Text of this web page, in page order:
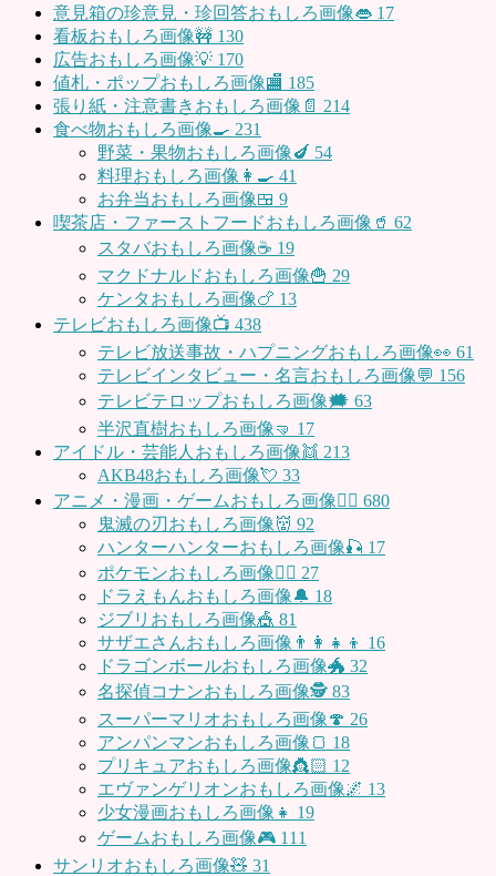
意見箱の珍意見・珍回答おもしろ画像👄 17
看板おもしろ画像🚧 130
広告おもしろ画像💡 170
値札・ポップおもしろ画像🏬 185
張り紙・注意書きおもしろ画像📄 214
食べ物おもしろ画像🍳 231
野菜・果物おもしろ画像🍆 54
料理おもしろ画像👩‍🍳 41
お弁当おもしろ画像🍱 9
喫茶店・ファーストフードおもしろ画像🥤 62
スタバおもしろ画像☕️ 19
マクドナルドおもしろ画像🍟 29
ケンタおもしろ画像🍗 13
テレビおもしろ画像📺 438
テレビ放送事故・ハプニングおもしろ画像👀 61
テレビインタビュー・名言おもしろ画像💬 156
テレビテロップおもしろ画像🗯 63
半沢直樹おもしろ画像🤜 17
アイドル・芸能人おもしろ画像👯 213
AKB48おもしろ画像💘 33
アニメ・漫画・ゲームおもしろ画像🧚‍♀️ 680
鬼滅の刃おもしろ画像👹 92
ハンターハンターおもしろ画像🎣 17
ポケモンおもしろ画像🤹‍♂️ 27
ドラえもんおもしろ画像🔔 18
ジブリおもしろ画像🎪 81
サザエさんおもしろ画像👨‍👩‍👧‍👦 16
ドラゴンボールおもしろ画像🐲 32
名探偵コナンおもしろ画像🕵️ 83
スーパーマリオおもしろ画像🍄 26
アンパンマンおもしろ画像🍞 18
プリキュアおもしろ画像👸🏻 12
エヴァンゲリオンおもしろ画像🌌 13
少女漫画おもしろ画像👧 19
ゲームおもしろ画像🎮 111
サンリオおもしろ画像🧸 31